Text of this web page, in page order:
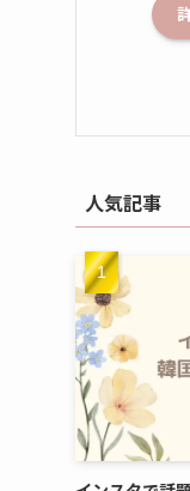
人気記事